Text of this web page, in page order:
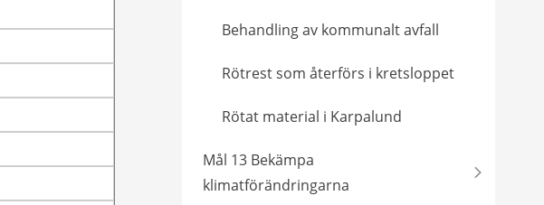
Behandling av kommunalt avfall
Rötrest som återförs i kretsloppet
Rötat material i Karpalund
Mål 13 Bekämpa
klimatförändringarna